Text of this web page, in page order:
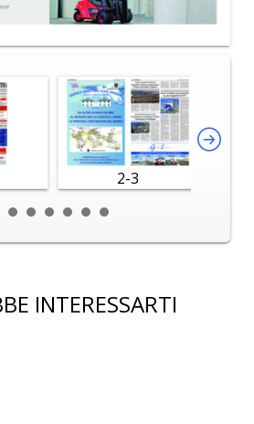
2-3
INTERESSARTI